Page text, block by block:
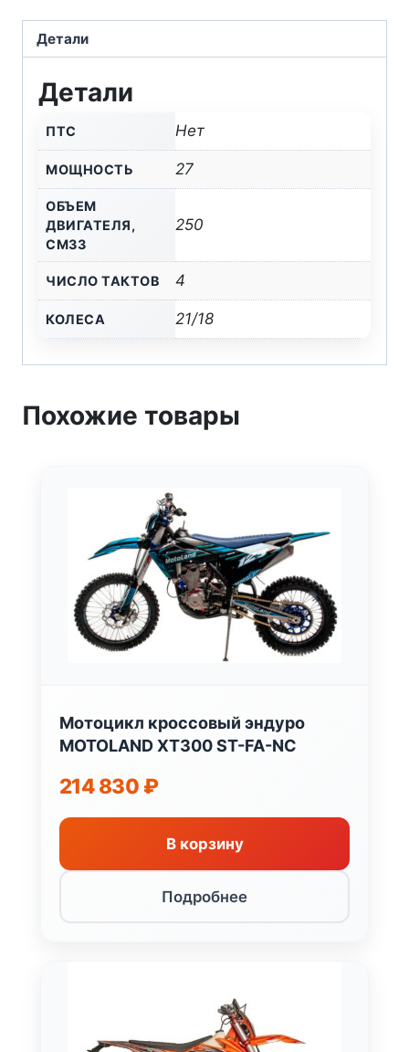
KAYO
T6
250
Детали
Детали
ПТС Нет
МОЩНОСТЬ 27
ОБЪЕМ
ДВИГАТЕЛЯ,
СМ33
250
ЧИСЛО ТАКТОВ 4
КОЛЕСА 21/18
Похожие товары
Мотоцикл кроссовый эндуро
MOTOLAND XT300 ST-FA-NC
214 830 ₽
В корзину
Подробнее